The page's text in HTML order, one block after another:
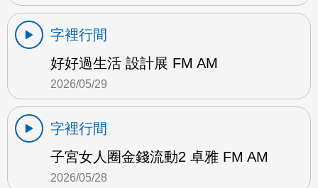
字裡行間
好好過生活 設計展 FM AM
2026/05/29
字裡行間
子宮女人圈金錢流動2 卓雅 FM AM
2026/05/28